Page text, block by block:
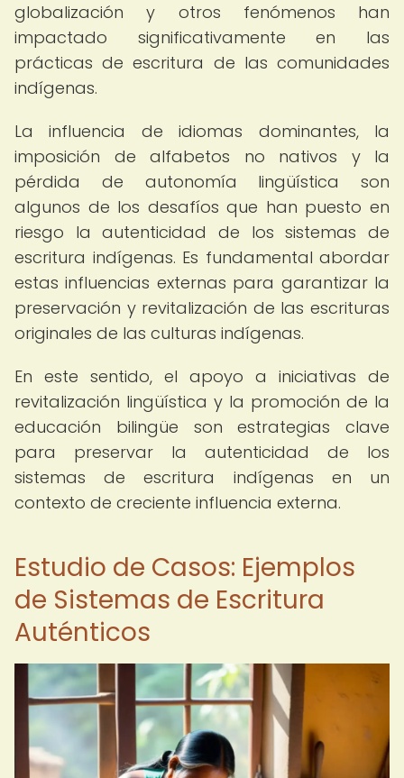
globalización y otros fenómenos han
impactado significativamente en las
prácticas de escritura de las comunidades
indígenas.
La influencia de idiomas dominantes, la
imposición de alfabetos no nativos y la
pérdida de autonomía lingüística son
algunos de los desafíos que han puesto en
riesgo la autenticidad de los sistemas de
escritura indígenas. Es fundamental abordar
estas influencias externas para garantizar la
preservación y revitalización de las escrituras
originales de las culturas indígenas.
En este sentido, el apoyo a iniciativas de
revitalización lingüística y la promoción de la
educación bilingüe son estrategias clave
para preservar la autenticidad de los
sistemas de escritura indígenas en un
contexto de creciente influencia externa.
Estudio de Casos: Ejemplos
de Sistemas de Escritura
Auténticos